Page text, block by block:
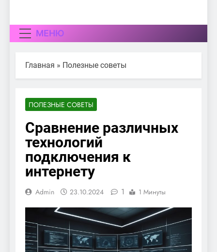
МЕНЮ
Главная » Полезные советы
ПОЛЕЗНЫЕ СОВЕТЫ
Сравнение различных
технологий
подключения к
интернету
Admin 23.10.2024 1 1 Минуты